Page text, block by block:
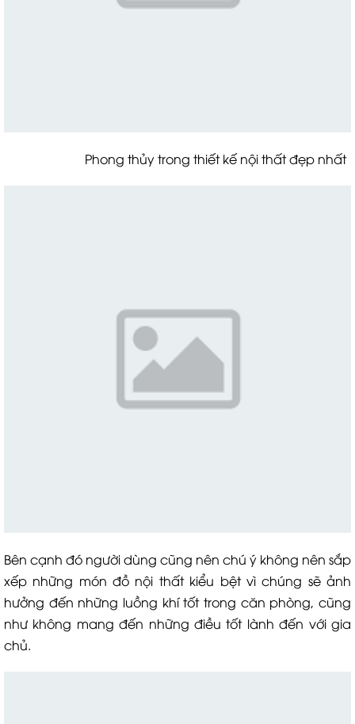
Phong thủy trong thiết kế nội thất đẹp nhất
Bên cạnh đó người dùng cũng nên chú ý không nên sắp
xếp những món đồ nội thất kiểu bệt vì chúng sẽ ảnh
hưởng đến những luồng khí tốt trong căn phòng, cũng
như không mang đến những điều tốt lành đến với gia
chủ.